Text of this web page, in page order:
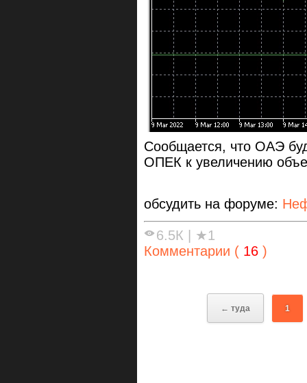
Сообщается, что ОАЭ
ОПЕК к увеличению
обсудить на форуме:
6.5К | ★1
Комментарии ( 16 )
← туда 1